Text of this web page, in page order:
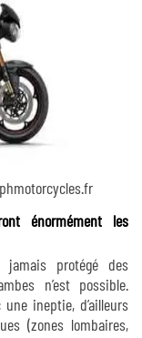
énormément les
protégé des
n’est possible.
ineptie, d’ailleurs
(zones lombaires,